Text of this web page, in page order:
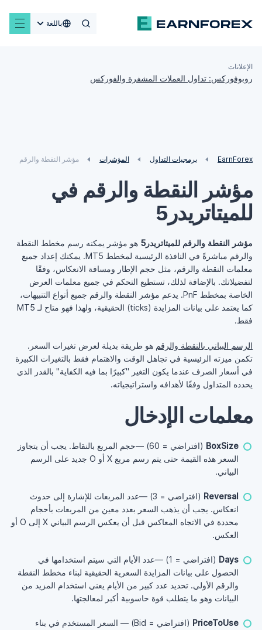
باللغة
الإعلانات
روبوفوركس: تداول العملات المشفرة والفوركس
EarnForex برمجيات التداول المؤشرات مؤشر النقطة والرقم
مؤشر النقطة والرقم في
للميتاتريدر5
مؤشر النقطة والرقم للميتاتريدر5
هو مؤشر يمكنه رسم مخطط النقطة
والرقم مباشرةً في النافذة الرئيسية لمخطط MT5. يمكنك إعداد جميع
معلمات النقطة والرقم، مثل حجم الإطار ومسافة الانعكاس، وفقًا
لتفضيلاتك. بالإضافة لذلك، تستطيع التحكم في جميع معلمات العرض
الخاصة بمخطط PnF. يدعم مؤشر النقطة والرقم جميع أنواع التنبيهات،
كما يعتمد على بيانات المزايدة (ticks) الحقيقية، ولهذا فهو متاح لـ MT5
فقط.
الرسم البياني بالنقطة والرقم هو طريقة بديلة لعرض تغيرات السعر.
تكمن ميزته الرئيسية في تجاهل الوقت والاهتمام فقط بالتغيرات الكبيرة
في أسعار الصرف عندما يكون التغير "كبيرًا بما فيه الكفاية" بالقدر الذي
يحدده المتداول وفقًا لأهدافه واستراتيجياته.
معلمات الإدخال
BoxSize
(افتراضي = 60) —حجم المربع بالنقاط. يجب أن يتجاوز
السعر هذه القيمة حتى يتم رسم مربع X أو O جديد على الرسم
البياني.
Reversal
(افتراضي = 3) —عدد المربعات للإشارة إلى حدوث
انعكاس. يجب أن يذهب السعر بعدد معين من المربعات بأحجام
محددة في الاتجاه المعاكس قبل أن يعكس الرسم البياني X إلى O أو
العكس.
Days
(افتراضي = 1) —عدد الأيام التي سيتم استخدامها في
الحصول على بيانات المزايدة السعرية الحقيقية لبناء مخطط النقطة
والرقم الأولي. تحديد عدد كبير من الأيام يعني استخدام المزيد من
البيانات وهو ما يتطلب قوة حاسوبية أكبر لمعالجتها.
PriceToUse
(افتراضي = Bid) — السعر المستخدم في بناء